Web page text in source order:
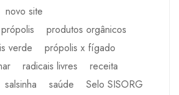
novo site
produtos orgânicos
verde
própolis x fígado
radicais livres
receita
salsinha saúde
Selo SISORG